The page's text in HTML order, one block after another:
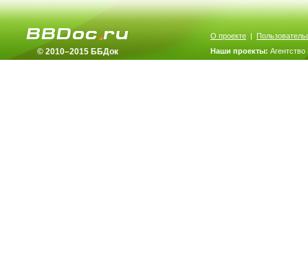
© 2010–2015 ББДок
О проекте |
Наши проекты: